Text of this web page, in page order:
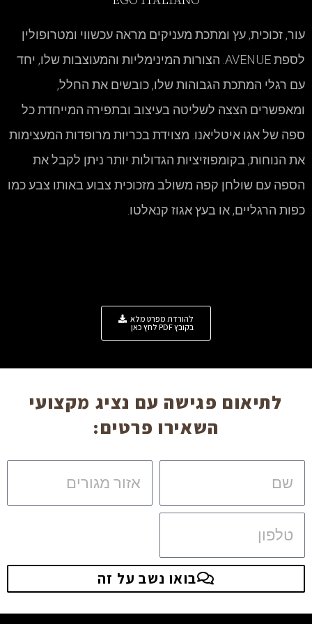
עור, זכוכית, עץ ומתכת מעניקים מראה עכשווי ומטרופולין
לספת AVENUE. הצורות המינימליות והמעוצבות שלו, יחד
עם רגלי המתכת הגבוהות שלו, כובשים את החלל,
ומאפשרים הצצה לשליטה בעיצוב ובתפירה המייחדת כל
ספה של אגו איטליאנו. מצוידת בכריות מרופדות המעצימות
את הנוחות, בקומפוזיציות הגדולות יותר ניתן לקבל את
הספה עם שולחן קפה משולב מזכוכית צבוע באותו צבע כמו
כפות הרגליים, או בעץ אגוז קנאלטו.
להורדת מפרט מלא
בקובץ PDF לחץ כאן
לתיאום פגישה עם נציג מקצועי
השאירו פרטים:
מגורים
בואו נשב על זה